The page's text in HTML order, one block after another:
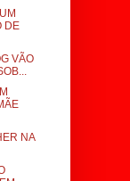
DE
VÃO
NA